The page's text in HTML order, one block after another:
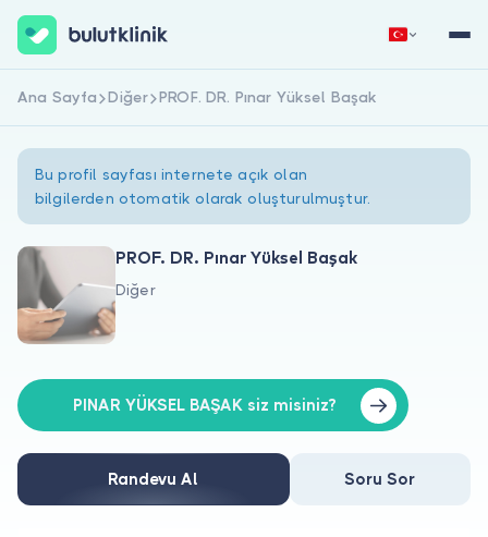
Hakkımızda
Doktorlar için
Doktor musunuz?
Hemen Kaydol Giriş Yap
Ana Sayfa Diğer PROF. DR. Pınar Yüksel Başak
Bu profil sayfası internete açık olan
bilgilerden otomatik olarak oluşturulmuştur.
PROF. DR. Pınar Yüksel Başak
Diğer
PINAR YÜKSEL BAŞAK siz misiniz?
Randevu Al Soru Sor